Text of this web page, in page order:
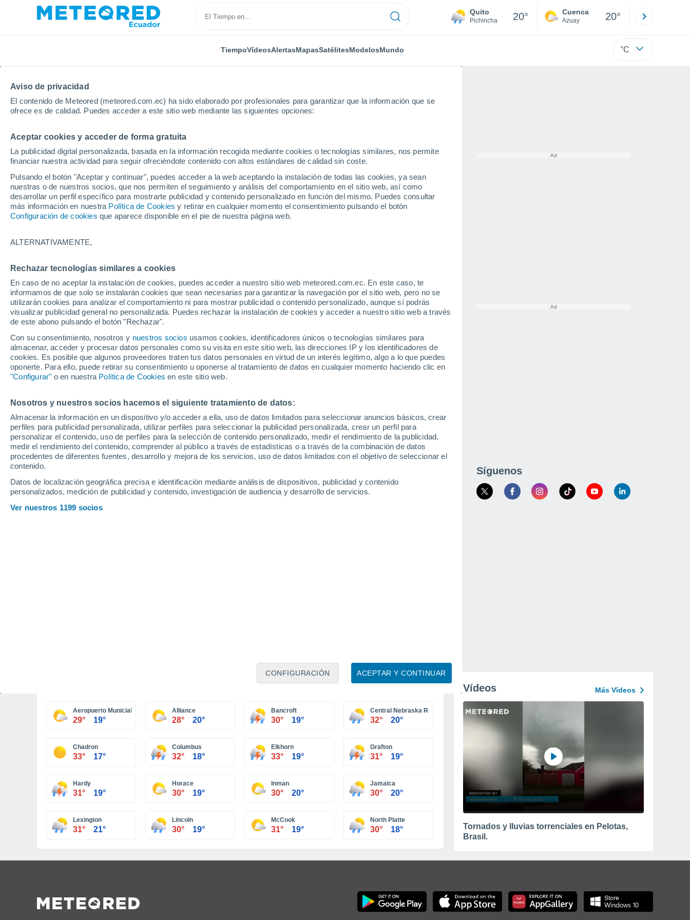
Aviso de privacidad
El contenido de Meteored (meteored.com.ec) ha sido elaborado por profesionales para garantizar que la información que se
ofrece es de calidad. Puedes acceder a este sitio web mediante las siguientes opciones:
Aceptar cookies y acceder de forma gratuita
La publicidad digital personalizada, basada en la información recogida mediante cookies o tecnologías similares, nos permite
financiar nuestra actividad para seguir ofreciéndote contenido con altos estándares de calidad sin coste.
Pulsando el botón "Aceptar y continuar", puedes acceder a la web aceptando la instalación de todas las cookies, ya sean
nuestras o de nuestros socios, que nos permiten el seguimiento y análisis del comportamiento en el sitio web, así como
desarrollar un perfil específico para mostrarte publicidad y contenido personalizado en función del mismo. Puedes consultar
más información en nuestra Política de Cookies y retirar en cualquier momento el consentimiento pulsando el botón
Configuración de cookies que aparece disponible en el pie de nuestra página web.
ALTERNATIVAMENTE,
Rechazar tecnologías similares a cookies
En caso de no aceptar la instalación de cookies, puedes acceder a nuestro sitio web meteored.com.ec. En este caso, te
informamos de que solo se instalarán cookies que sean necesarias para garantizar la navegación por el sitio web, pero no se
utilizarán cookies para analizar el comportamiento ni para mostrar publicidad o contenido personalizado, aunque sí podrás
visualizar publicidad general no personalizada. Puedes rechazar la instalación de cookies y acceder a nuestro sitio web a través
de este abono pulsando el botón "Rechazar".
Con su consentimiento, nosotros y nuestros socios usamos cookies, identificadores únicos o tecnologías similares para
almacenar, acceder y procesar datos personales como su visita en este sitio web, las direcciones IP y los identificadores de
cookies. Es posible que algunos proveedores traten tus datos personales en virtud de un interés legítimo, algo a lo que puedes
oponerte. Para ello, puede retirar su consentimiento u oponerse al tratamiento de datos en cualquier momento haciendo clic en
"Configurar" o en nuestra Política de Cookies en este sitio web.
Nosotros y nuestros socios hacemos el siguiente tratamiento de datos:
Almacenar la información en un dispositivo y/o acceder a ella, uso de datos limitados para seleccionar anuncios básicos, crear
perfiles para publicidad personalizada, utilizar perfiles para seleccionar la publicidad personalizada, crear un perfil para
personalizar el contenido, uso de perfiles para la selección de contenido personalizado, medir el rendimiento de la publicidad,
medir el rendimiento del contenido, comprender al público a través de estadísticas o a través de la combinación de datos
procedentes de diferentes fuentes, desarrollo y mejora de los servicios, uso de datos limitados con el objetivo de seleccionar el
contenido.
Datos de localización geográfica precisa e identificación mediante análisis de dispositivos, publicidad y contenido
personalizados, medición de publicidad y contenido, investigación de audiencia y desarrollo de servicios.
Ver nuestros 1199 socios
ACEPTAR Y CONTINUAR
CONFIGURACIÓN
Quito
Pichincha 20° Cuenca
Azuay 20°
TiempoVídeosAlertasMapasSatélitesModelosMundo °C
Inicio Estados Unidos Estado de Nebraska
Tiempo en el Estado de Nebraska
Hoy, 7 agosto Todo el día Símbolo
32°
18°
Columbus
29°
19°
Aeropuerto
28°
20°
17°
Chadron
31°
McCook
30°
18°
North Platte
19°
Omaha
35°
Scottsbluff
19°
Valentine
33°
22°
Síguenos
Aeropuerto Municial O'Neill
29° 19°
Alliance
28° 20°
Bancroft
30° 19°
Central Nebraska Regional Airport
32° 20°
Chadron
33° 17°
Columbus
32° 18°
Elkhorn
33° 19°
Grafton
31° 19°
Hardy
31° 19°
Horace
30° 19°
Inman
30° 20°
Jamaica
30° 20°
Lexington
31° 21°
Lincoln
30° 19°
McCook
31° 19°
North Platte
30° 18°
Vídeos Más Vídeos
Tornados y lluvias torrenciales en Pelotas,
Brasil.